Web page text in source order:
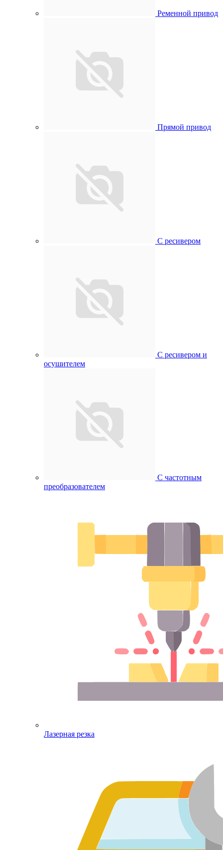
Ременной привод
Прямой привод
С ресивером
С ресивером и
осушителем
С частотным
преобразователем
Лазерная резка